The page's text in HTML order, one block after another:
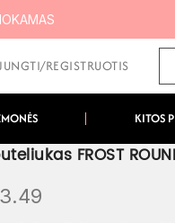
REGISTRUOTIS
KITOS
FROST
3.49